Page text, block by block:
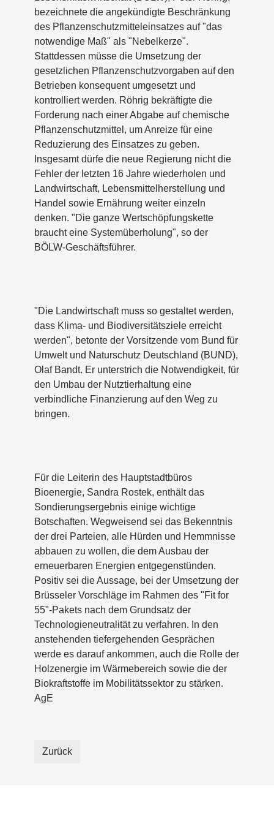
bezeichnete die angekündigte Beschränkung
des Pflanzenschutzmitteleinsatzes auf "das
notwendige Maß" als "Nebelkerze".
Stattdessen müsse die Umsetzung der
gesetzlichen Pflanzenschutzvorgaben auf den
Betrieben konsequent umgesetzt und
kontrolliert werden. Röhrig bekräftigte die
Forderung nach einer Abgabe auf chemische
Pflanzenschutzmittel, um Anreize für eine
Reduzierung des Einsatzes zu geben.
Insgesamt dürfe die neue Regierung nicht die
Fehler der letzten 16 Jahre wiederholen und
Landwirtschaft, Lebensmittelherstellung und
Handel sowie Ernährung weiter einzeln
denken. "Die ganze Wertschöpfungskette
braucht eine Systemüberholung", so der
BÖLW-Geschäftsführer.
"Die Landwirtschaft muss so gestaltet werden,
dass Klima- und Biodiversitätsziele erreicht
werden", betonte der Vorsitzende vom Bund für
Umwelt und Naturschutz Deutschland (BUND),
Olaf Bandt. Er unterstrich die Notwendigkeit, für
den Umbau der Nutztierhaltung eine
verbindliche Finanzierung auf den Weg zu
bringen.
Für die Leiterin des Hauptstadtbüros
Bioenergie, Sandra Rostek, enthält das
Sondierungsergebnis einige wichtige
Botschaften. Wegweisend sei das Bekenntnis
der drei Parteien, alle Hürden und Hemmnisse
abbauen zu wollen, die dem Ausbau der
erneuerbaren Energien entgegenstünden.
Positiv sei die Aussage, bei der Umsetzung der
Brüsseler Vorschläge im Rahmen des "Fit for
55"-Pakets nach dem Grundsatz der
Technologieneutralität zu verfahren. In den
anstehenden tiefergehenden Gesprächen
werde es darauf ankommen, auch die Rolle der
Holzenergie im Wärmebereich sowie die der
Biokraftstoffe im Mobilitätssektor zu stärken.
AgE
Zurück